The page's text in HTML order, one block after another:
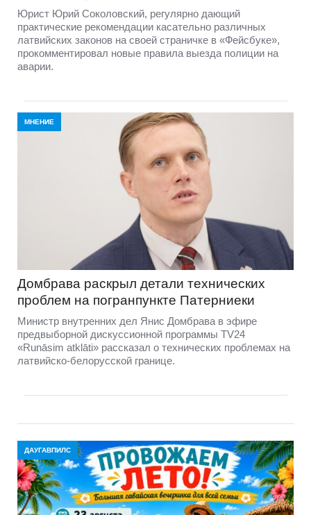
Юрист Юрий Соколовский, регулярно дающий
практические рекомендации касательно различных
латвийских законов на своей страничке в «Фейсбуке»,
прокомментировал новые правила выезда полиции на
аварии.
МНЕНИЕ
Домбравa раскрыл детали технических
проблем на погранпункте Патерниеки
Министр внутренних дел Янис Домбрава в эфире
предвыборной дискуссионной программы TV24
«Runāsim atklāti» рассказал о технических проблемах на
латвийско-белорусской границе.
ДАУГАВПИЛС